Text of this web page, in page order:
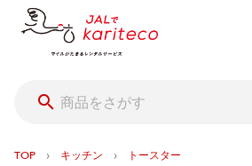
TOP › キッチン › トースター